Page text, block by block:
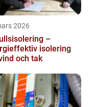
2026
–
isolering
och tak